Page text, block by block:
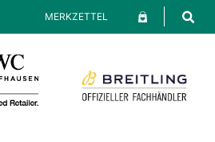
MERKZETTEL